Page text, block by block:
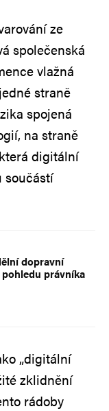
ze
společenská
vlažná
straně
spojená
na straně
digitální
součástí
dopravní
právníka
„digitální
zklidnění
rádoby